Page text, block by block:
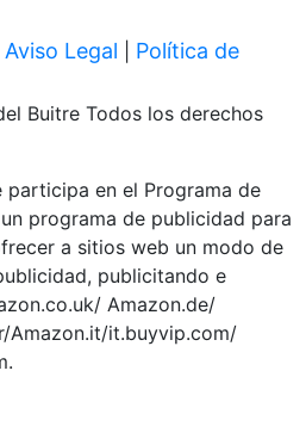
Aviso Legal
Política de
Buitre Todos los derechos
participa en el Programa de
programa de publicidad para
a sitios web un modo de
publicitando e
Amazon.de/
Amazon.it/it.buyvip.com/